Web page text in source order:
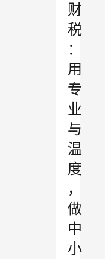
财
税
：
用
专
业
与
温
度
，
做
中
小